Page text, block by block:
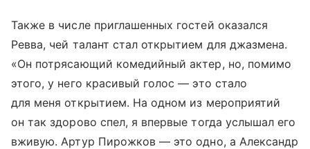
Также в числе приглашенных гостей оказался
Ревва, чей талант стал открытием для джазмена.
«Он потрясающий комедийный актер, но, помимо
этого, у него красивый голос — это стало
для меня открытием. На одном из мероприятий
он так здорово спел, я впервые тогда услышал его
вживую. Артур Пирожков — это одно, а Александр